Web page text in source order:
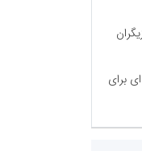
برای